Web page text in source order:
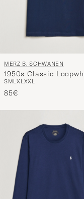
MERZ B. SCHWANEN
1950s Classic
T-shirt Ink Blue
SMLXLXXL
85€